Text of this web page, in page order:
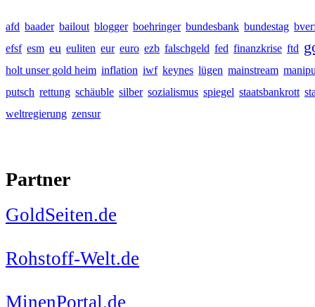
afd baader bailout blogger boehringer bundesbank bundestag
efsf esm eu euliten eur euro ezb falschgeld fed finanzkrise ftd
holt unser gold heim inflation iwf keynes lügen mainstream
putsch rettung schäuble silber sozialismus spiegel staatsbankrott
weltregierung zensur
Partner
GoldSeiten.de
Rohstoff-Welt.de
MinenPortal.de